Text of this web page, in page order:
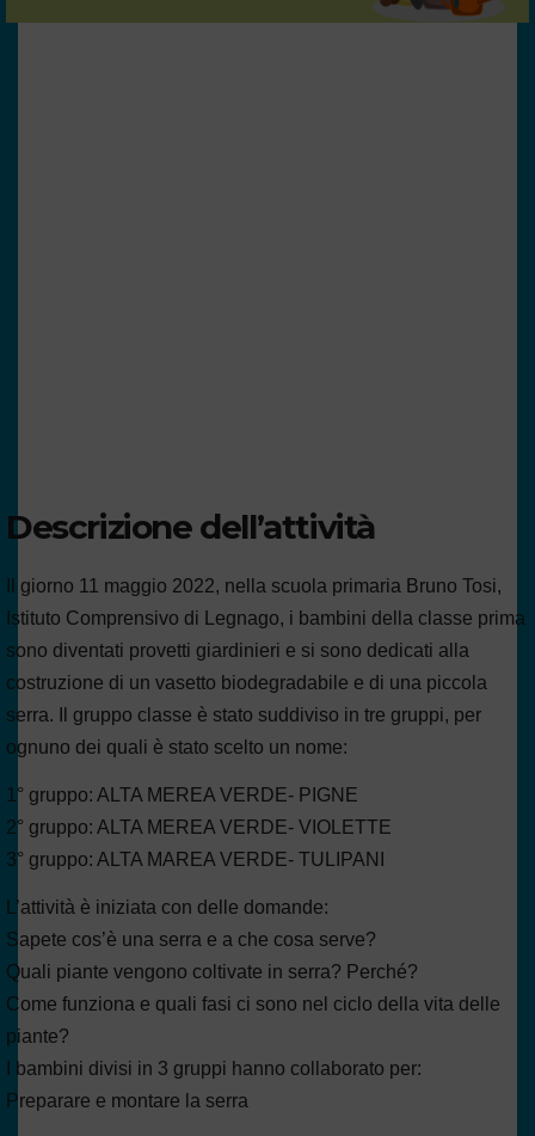
Descrizione dell’attività
Il giorno 11 maggio 2022, nella scuola primaria Bruno Tosi,
Istituto Comprensivo di Legnago, i bambini della classe prima
sono diventati provetti giardinieri e si sono dedicati alla
costruzione di un vasetto biodegradabile e di una piccola
serra. Il gruppo classe è stato suddiviso in tre gruppi, per
ognuno dei quali è stato scelto un nome:
1° gruppo: ALTA MEREA VERDE- PIGNE
2° gruppo: ALTA MEREA VERDE- VIOLETTE
3° gruppo: ALTA MAREA VERDE- TULIPANI
L’attività è iniziata con delle domande:
Sapete cos’è una serra e a che cosa serve?
Quali piante vengono coltivate in serra? Perché?
Come funziona e quali fasi ci sono nel ciclo della vita delle
piante?
I bambini divisi in 3 gruppi hanno collaborato per:
Preparare e montare la serra